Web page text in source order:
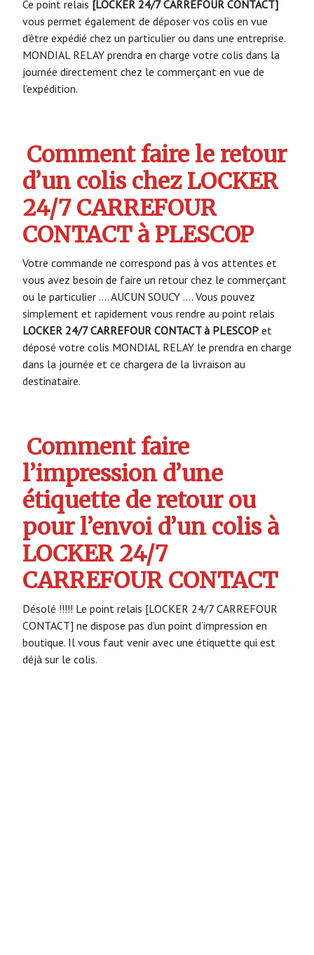
Ce point relais [LOCKER 24/7 CARREFOUR CONTACT]
vous permet également de déposer vos colis en vue
d’être expédié chez un particulier ou dans une entreprise.
MONDIAL RELAY prendra en charge votre colis dans la
journée directement chez le commerçant en vue de
l’expédition.
Comment faire le retour
d’un colis chez LOCKER
24/7 CARREFOUR
CONTACT à PLESCOP
Votre commande ne correspond pas à vos attentes et
vous avez besoin de faire un retour chez le commerçant
ou le particulier …. AUCUN SOUCY …. Vous pouvez
simplement et rapidement vous rendre au point relais
LOCKER 24/7 CARREFOUR CONTACT à PLESCOP et
déposé votre colis MONDIAL RELAY le prendra en charge
dans la journée et ce chargera de la livraison au
destinataire.
Comment faire
l’impression d’une
étiquette de retour ou
pour l’envoi d’un colis à
LOCKER 24/7
CARREFOUR CONTACT
Désolé !!!!! Le point relais [LOCKER 24/7 CARREFOUR
CONTACT] ne dispose pas d’un point d’impression en
boutique. Il vous faut venir avec une étiquette qui est
déjà sur le colis.